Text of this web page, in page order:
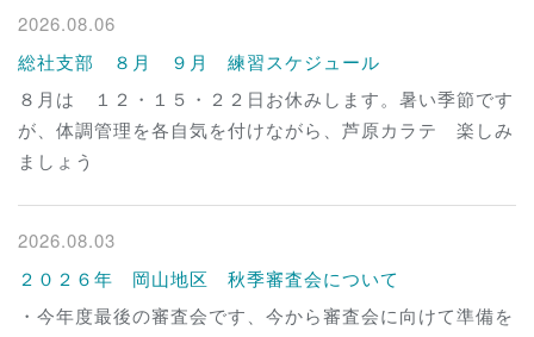
2026.08.06
総社支部 ８月 ９月 練習スケジュール
８月は １２・１５・２２日お休みします。暑い季節です
が、体調管理を各自気を付けながら、芦原カラテ 楽しみ
ましょう
2026.08.03
２０２６年 岡山地区 秋季審査会について
・今年度最後の審査会です、今から審査会に向けて準備を